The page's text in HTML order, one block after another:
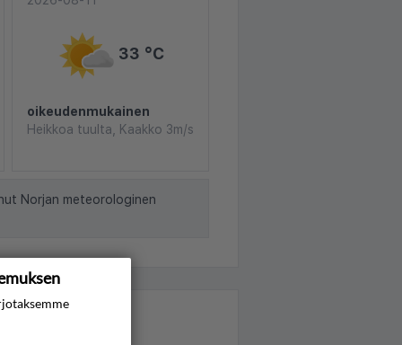
33 °C
oikeudenmukainen
Heikkoa tuulta, Kaakko 3m/s
Norjan meteorologinen